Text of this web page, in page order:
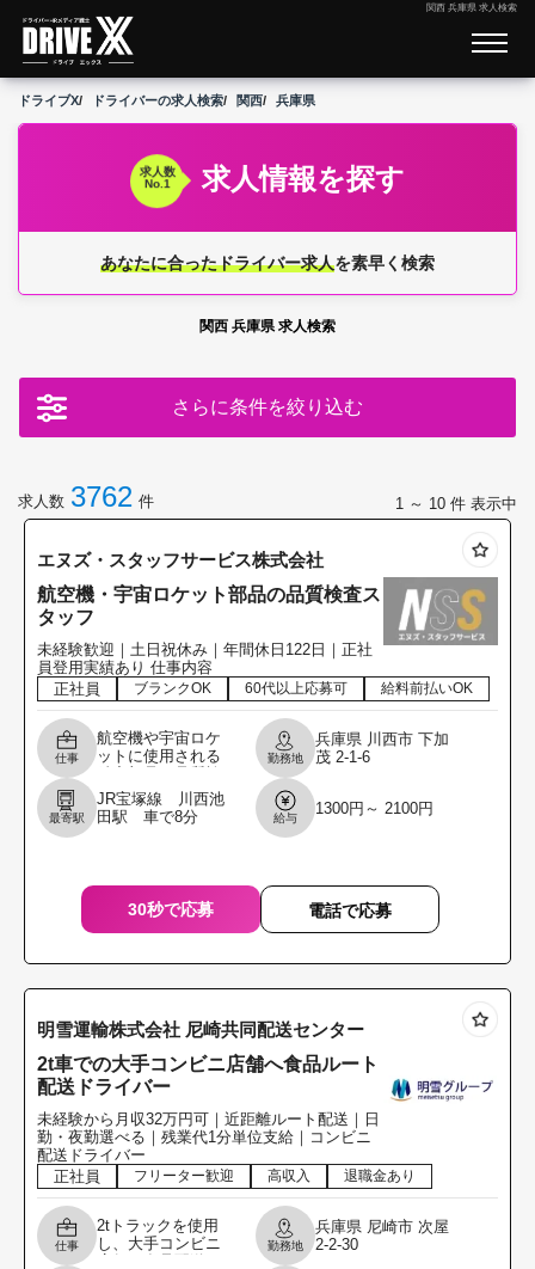
関西 兵庫県 求人検索
ドライブX ドライバーの求人検索 関西 兵庫県
求人数
No.1
求人情報を探す
あなたに合ったドライバー求人を素早く検索
関西 兵庫県 求人検索
さらに条件を絞り込む
求人数 3762 件 1 ～ 10 件 表示中
エヌズ・スタッフサービス株式会社
航空機・宇宙ロケット部品の品質検査ス
タッフ
未経験歓迎｜土日祝休み｜年間休日122日｜正社
員登用実績あり 仕事内容
正社員
ブランクOK 60代以上応募可 給料前払いOK
仕事
航空機や宇宙ロケ
ットに使用される
査業務をお任せし
ます。 自衛隊航空
機や宇宙関連プロ
勤務地
兵庫県 川西市 下加
茂 2-1-6
最寄駅
JR宝塚線 川西池
田駅 車で8分
給与
1300円～ 2100円
30秒で応募 電話で応募
明雪運輸株式会社 尼崎共同配送センター
2t車での大手コンビニ店舗へ食品ルート
配送ドライバー
未経験から月収32万円可｜近距離ルート配送｜日
勤・夜勤選べる｜残業代1分単位支給｜コンビニ
配送ドライバー
正社員
フリーター歓迎 高収入 退職金あり
仕事
2tトラックを使用
し、大手コンビニ
勤務地
兵庫県 尼崎市 次屋
2-2-30